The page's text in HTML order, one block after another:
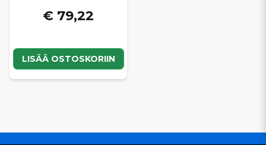
€ 79,22
LISÄÄ OSTOSKORIIN